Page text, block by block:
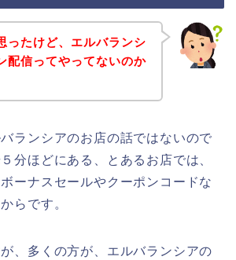
ったけど、エルバランシ
配信ってやってないのか
ランシアのお店の話ではないので
分ほどにある、とあるお店では、
ーナスセールやクーポンコードな
らです。
、多くの方が、エルバランシアの